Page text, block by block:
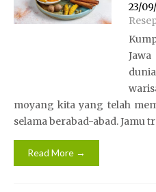
23/
moyang kita yang telah
selama berabad-abad. Jamu
Read More →